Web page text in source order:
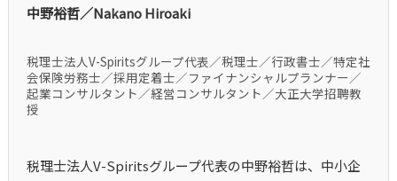
中野裕哲／Nakano Hiroaki
税理士法人V-Spiritsグループ代表／税理士／行政書士／特定社
会保険労務士／採用定着士／ファイナンシャルプランナー／
起業コンサルタント／経営コンサルタント／大正大学招聘教
授
税理士法人V-Spiritsグループ代表の中野裕哲は、中小企